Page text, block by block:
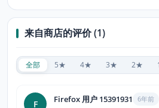
来自商店的评价 (1)
全部 5★ 4★ 3★ 2★
F Firefox 用户 15391931 6年前